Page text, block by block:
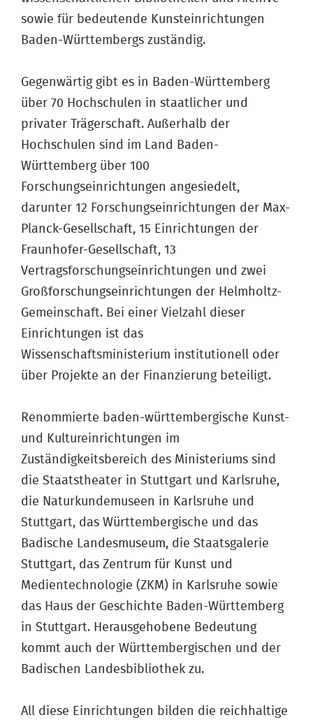
sowie für bedeutende Kunsteinrichtungen
Baden-Württembergs zuständig.
Gegenwärtig gibt es in Baden-Württemberg
über 70 Hochschulen in staatlicher und
privater Trägerschaft. Außerhalb der
Hochschulen sind im Land Baden-
Württemberg über 100
Forschungseinrichtungen angesiedelt,
darunter 12 Forschungseinrichtungen der Max-
Planck-Gesellschaft, 15 Einrichtungen der
Fraunhofer-Gesellschaft, 13
Vertragsforschungseinrichtungen und zwei
Großforschungseinrichtungen der Helmholtz-
Gemeinschaft. Bei einer Vielzahl dieser
Einrichtungen ist das
Wissenschaftsministerium institutionell oder
über Projekte an der Finanzierung beteiligt.
Renommierte baden-württembergische Kunst-
und Kultureinrichtungen im
Zuständigkeitsbereich des Ministeriums sind
die Staatstheater in Stuttgart und Karlsruhe,
die Naturkundemuseen in Karlsruhe und
Stuttgart, das Württembergische und das
Badische Landesmuseum, die Staatsgalerie
Stuttgart, das Zentrum für Kunst und
Medientechnologie (ZKM) in Karlsruhe sowie
das Haus der Geschichte Baden-Württemberg
in Stuttgart. Herausgehobene Bedeutung
kommt auch der Württembergischen und der
Badischen Landesbibliothek zu.
All diese Einrichtungen bilden die reichhaltige